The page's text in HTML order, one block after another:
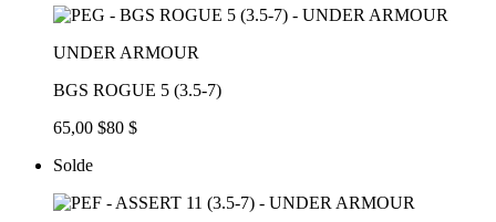
UNDER ARMOUR
BGS ROGUE 5 (3.5-7)
65,00 $80 $
Solde